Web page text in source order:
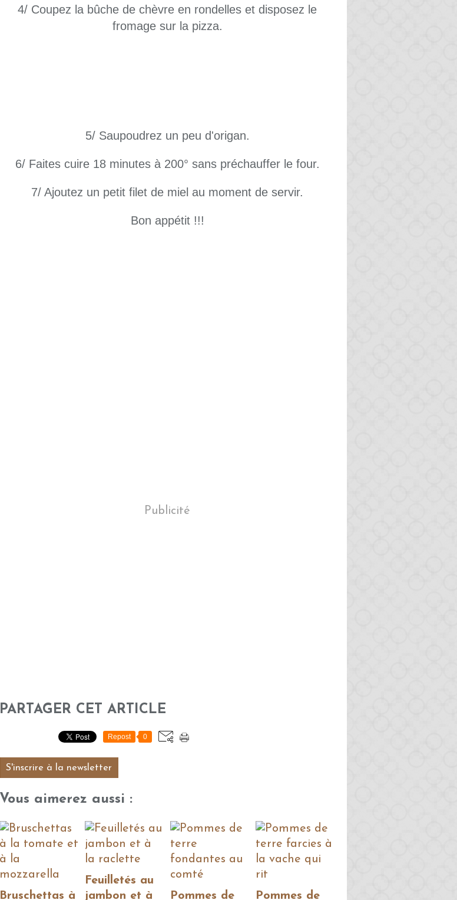
4/ Coupez la bûche de chèvre en rondelles et disposez le
fromage sur la pizza.
5/ Saupoudrez un peu d'origan.
6/ Faites cuire 18 minutes à 200° sans préchauffer le four.
7/ Ajoutez un petit filet de miel au moment de servir.
Bon appétit !!!
Publicité
PARTAGER CET ARTICLE
Repost 0
S'inscrire à la newsletter
Vous aimerez aussi :
Bruschettas à
Feuilletés au
jambon et à
Pommes de Pommes de